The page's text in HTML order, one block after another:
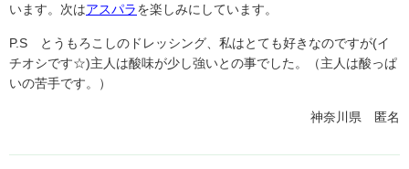
います。次はアスパラを楽しみにしています。
P.S とうもろこしのドレッシング、私はとても好きなのですが(イ
チオシです☆)主人は酸味が少し強いとの事でした。（主人は酸っぱ
いの苦手です。）
神奈川県 匿名